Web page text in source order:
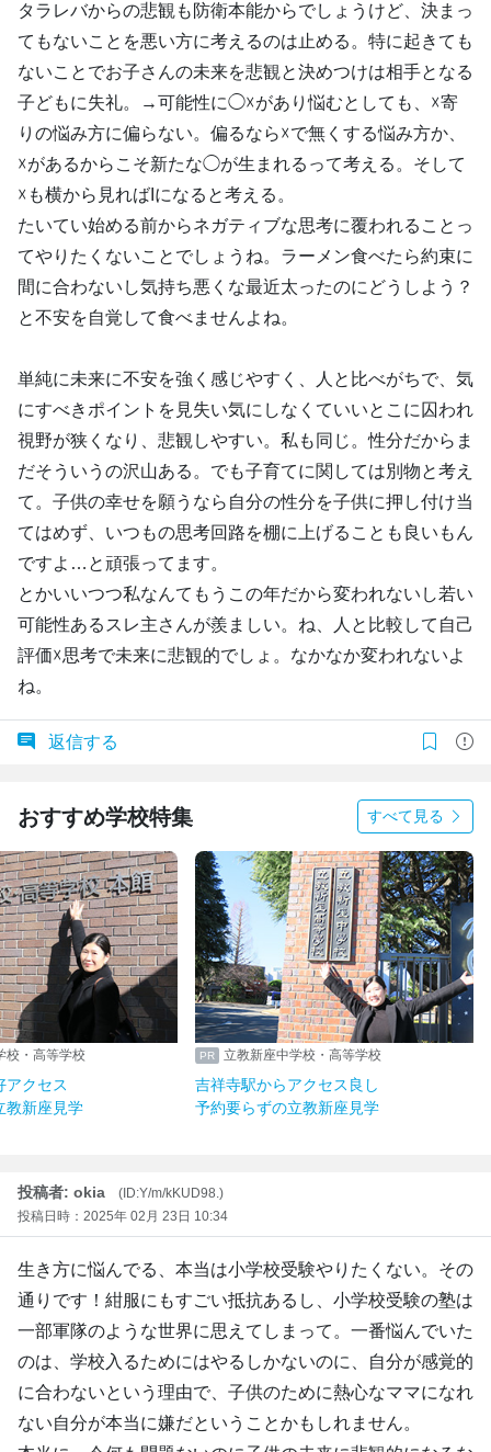
タラレバからの悲観も防衛本能からでしょうけど、決まっ
てもないことを悪い方に考えるのは止める。特に起きても
ないことでお子さんの未来を悲観と決めつけは相手となる
子どもに失礼。→可能性に◯☓があり悩むとしても、☓寄
りの悩み方に偏らない。偏るなら☓で無くする悩み方か、
☓があるからこそ新たな◯が生まれるって考える。そして
☓も横から見ればIになると考える。
たいてい始める前からネガティブな思考に覆われることっ
てやりたくないことでしょうね。ラーメン食べたら約束に
間に合わないし気持ち悪くな最近太ったのにどうしよう？
と不安を自覚して食べませんよね。
単純に未来に不安を強く感じやすく、人と比べがちで、気
にすべきポイントを見失い気にしなくていいとこに囚われ
視野が狭くなり、悲観しやすい。私も同じ。性分だからま
だそういうの沢山ある。でも子育てに関しては別物と考え
て。子供の幸せを願うなら自分の性分を子供に押し付け当
てはめず、いつもの思考回路を棚に上げることも良いもん
ですよ…と頑張ってます。
とかいいつつ私なんてもうこの年だから変われないし若い
可能性あるスレ主さんが羨ましい。ね、人と比較して自己
評価☓思考で未来に悲観的でしょ。なかなか変われないよ
ね。
返信する
おすすめ学校特集 すべて見る
校・高等学校
アクセス
教新座見学
立教新座中学校・高等学校
吉祥寺駅からアクセス良し
予約要らずの立教新座見学
投稿者: okia
(ID:Y/m/kKUD98.)
投稿日時：2025年 02月 23日 10:34
生き方に悩んでる、本当は小学校受験やりたくない。その
通りです！紺服にもすごい抵抗あるし、小学校受験の塾は
一部軍隊のような世界に思えてしまって。一番悩んでいた
のは、学校入るためにはやるしかないのに、自分が感覚的
に合わないという理由で、子供のために熱心なママになれ
ない自分が本当に嫌だということかもしれません。